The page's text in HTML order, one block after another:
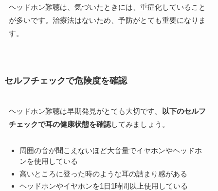
ヘッドホン難聴は、気づいたときには、重症化していること
が多いです。治療法はないため、予防がとても重要になりま
す。
セルフチェックで危険度を確認
ヘッドホン難聴は早期発見がとても大切です。
以下のセルフ
チェックで耳の健康状態を確認してみましょう。
周囲の音が聞こえないほど大音量でイヤホンやヘッドホ
ンを使用している
高いところに登った時のような耳の詰まり感がある
ヘッドホンやイヤホンを1日1時間以上使用している